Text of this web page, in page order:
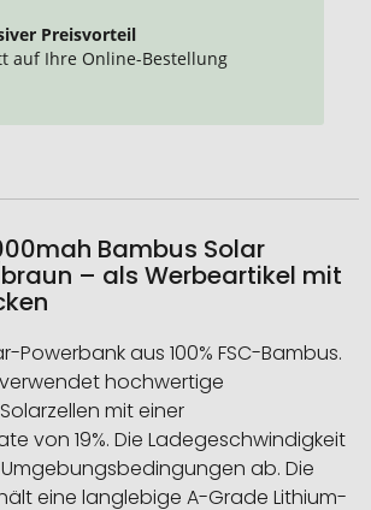
Preisvorteil
auf Ihre Online-Bestellung
Bambus Solar
– als Werbeartikel mit
Powerbank aus 100% FSC-Bambus.
hochwertige
mit einer
von 19%. Die Ladegeschwindigkeit
ab. Die
eine langlebige A-Grade Lithium-